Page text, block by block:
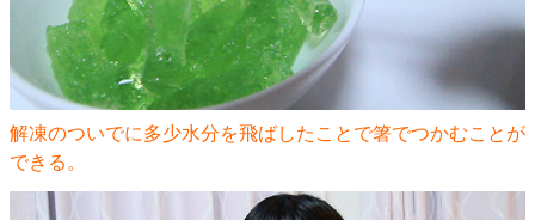
解凍のついでに多少水分を飛ばしたことで箸でつかむことが
できる。